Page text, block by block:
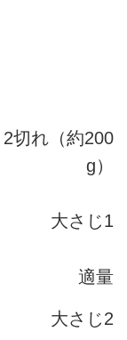
2切れ（約200
g）
大さじ1
適量
大さじ2